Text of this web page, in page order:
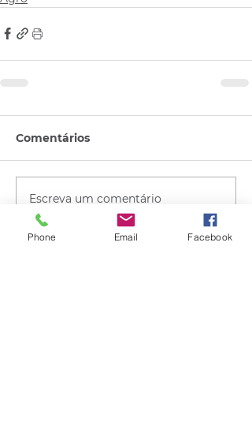
Comentários
Escreva um comentário
Phone Email Facebook